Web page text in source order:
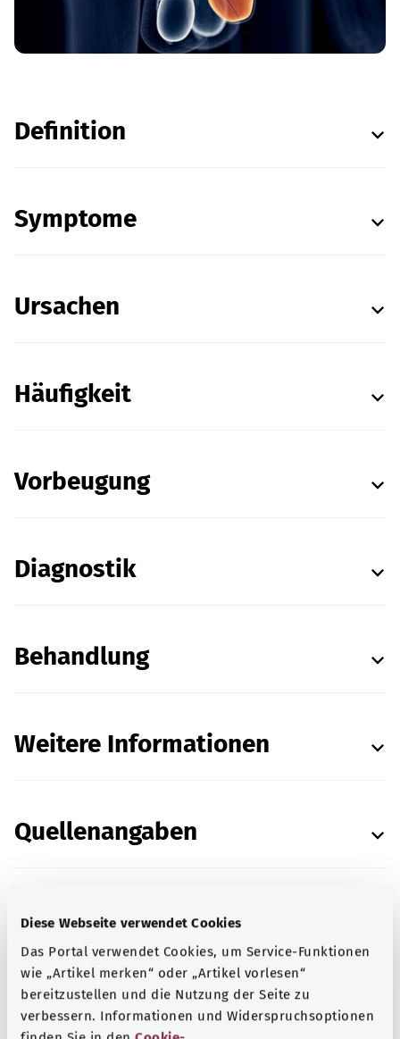
Diese Webseite verwendet Cookies
Das Portal verwendet Cookies, um Service-Funktionen
wie „Artikel merken“ oder „Artikel vorlesen“
bereitzustellen und die Nutzung der Seite zu
verbessern. Informationen und Widerspruchsoptionen
Definition
Symptome
Ursachen
Häufigkeit
Vorbeugung
Diagnostik
Behandlung
Weitere Informationen
Quellenangaben
und Wirtschaftlichkeit im Gesundheitswesen
(IQWiG).
Stand:08.12.2023